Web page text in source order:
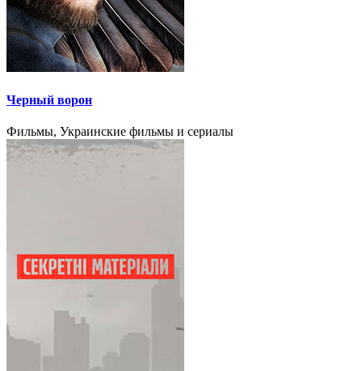
Черный ворон
Фильмы, Украинские фильмы и сериалы